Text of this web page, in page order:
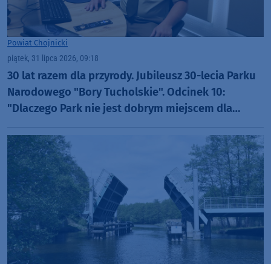
Powiat Chojnicki
piątek, 31 lipca 2026, 09:18
30 lat razem dla przyrody. Jubileusz 30-lecia Parku
Narodowego "Bory Tucholskie". Odcinek 10:
"Dlaczego Park nie jest dobrym miejscem dla
(WIDEO)